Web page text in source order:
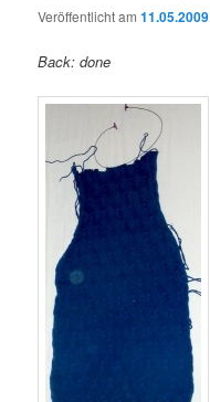
Veröffentlicht am11.05.2009
Back: done